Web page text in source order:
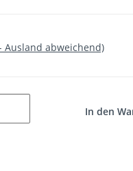
Ausland abweichend)
In den